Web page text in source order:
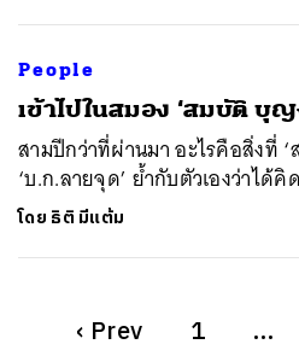
People
เข้าไปในสมอง ‘สมบัติ บุ
สามปีกว่าที่ผ่านมา อะไรคือสิ่งที่
‘บ.ก.ลายจุด’ ย้ำกับตัวเองว่าได้
โดย ธิติ มีแต้ม
‹ Prev 1 …